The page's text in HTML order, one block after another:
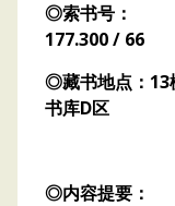
◎索书号：
177.300 / 66
◎藏书地点：13
书库D区
◎内容提要：